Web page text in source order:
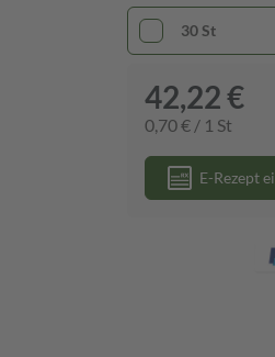
30 St
42,22 €
0,70 € / 1 St
E-Rezept